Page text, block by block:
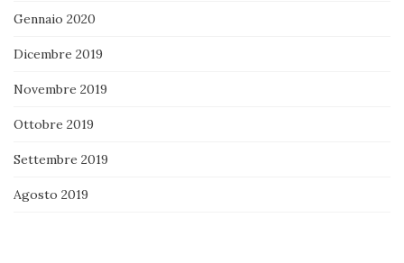
Gennaio 2020
Dicembre 2019
Novembre 2019
Ottobre 2019
Settembre 2019
Agosto 2019